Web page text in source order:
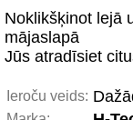
Noklikšķinot lejā
mājaslapā
Jūs atradīsiet
Ieroču veids: